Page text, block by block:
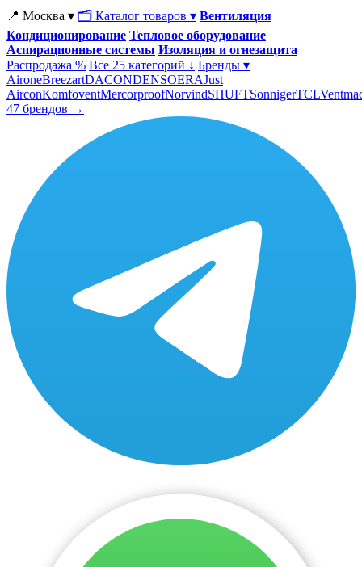
📍 Москва ▾ 🗂 Каталог товаров ▾ Вентиляция
Кондиционирование Тепловое оборудование
Аспирационные системы Изоляция и огнезащита
Распродажа % Все 25 категорий ↓ Бренды ▾
AironeBreezartDACONDENSOERAJust
AirconKomfoventMercorproofNorvindSHUFTSonnigerTCL
47 брендов →